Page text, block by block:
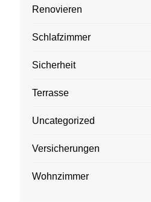
Renovieren
Schlafzimmer
Sicherheit
Terrasse
Uncategorized
Versicherungen
Wohnzimmer